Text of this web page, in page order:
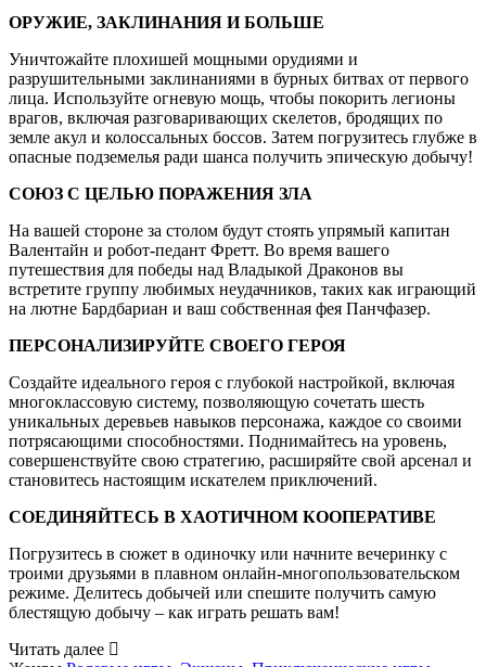
ОРУЖИЕ, ЗАКЛИНАНИЯ И БОЛЬШЕ
Уничтожайте плохишей мощными орудиями и
разрушительными заклинаниями в бурных битвах от первого
лица. Используйте огневую мощь, чтобы покорить легионы
врагов, включая разговаривающих скелетов, бродящих по
земле акул и колоссальных боссов. Затем погрузитесь глубже в
опасные подземелья ради шанса получить эпическую добычу!
СОЮЗ С ЦЕЛЬЮ ПОРАЖЕНИЯ ЗЛА
На вашей стороне за столом будут стоять упрямый капитан
Валентайн и робот-педант Фретт. Во время вашего
путешествия для победы над Владыкой Драконов вы
встретите группу любимых неудачников, таких как играющий
на лютне Бардбариан и ваш собственная фея Панчфазер.
ПЕРСОНАЛИЗИРУЙТЕ СВОЕГО ГЕРОЯ
Создайте идеального героя с глубокой настройкой, включая
многоклассовую систему, позволяющую сочетать шесть
уникальных деревьев навыков персонажа, каждое со своими
потрясающими способностями. Поднимайтесь на уровень,
совершенствуйте свою стратегию, расширяйте свой арсенал и
становитесь настоящим искателем приключений.
СОЕДИНЯЙТЕСЬ В ХАОТИЧНОМ КООПЕРАТИВЕ
Погрузитесь в сюжет в одиночку или начните вечеринку с
троими друзьями в плавном онлайн-многопользовательском
режиме. Делитесь добычей или спешите получить самую
блестящую добычу – как играть решать вам!
Читать далее